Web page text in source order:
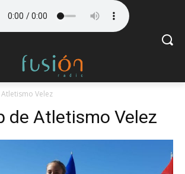
Velez
de Atletismo Velez